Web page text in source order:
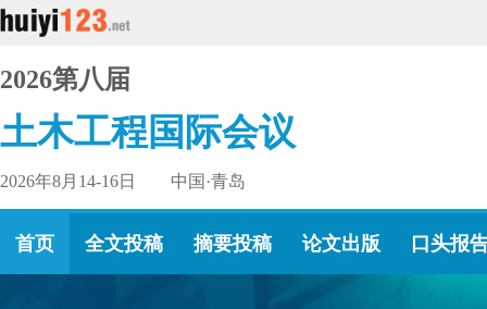
2026第八届
土木工程国际会议
2026年8月14-16日 中国·青岛
首页 全文投稿 摘要投稿 论文出版 口头报